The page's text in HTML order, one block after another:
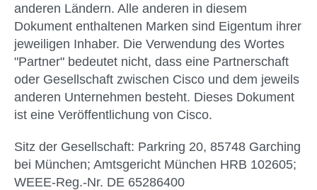
anderen Ländern. Alle anderen in diesem
Dokument enthaltenen Marken sind Eigentum ihrer
jeweiligen Inhaber. Die Verwendung des Wortes
"Partner" bedeutet nicht, dass eine Partnerschaft
oder Gesellschaft zwischen Cisco und dem jeweils
anderen Unternehmen besteht. Dieses Dokument
ist eine Veröffentlichung von Cisco.
Sitz der Gesellschaft: Parkring 20, 85748 Garching
bei München; Amtsgericht München HRB 102605;
WEEE-Reg.-Nr. DE 65286400